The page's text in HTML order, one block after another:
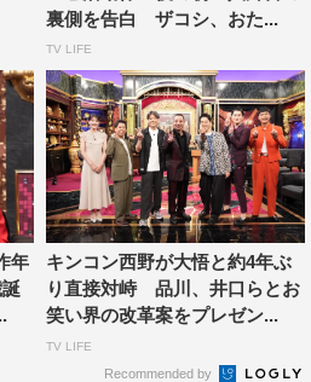
0時09分～0時39分
ビアナウンサー）
庄司）、村田秀亮（とろサーモ
ルポケット）、お見送り芸人し
ぃーちゃん）
裏側を告白 ザコシ、おた...
TV LIFE
年
キンコン西野が大悟と約4年ぶ
り直接対峙 品川、井口らとお
笑い界の改革案をプレゼン...
TV LIFE
Recommended by